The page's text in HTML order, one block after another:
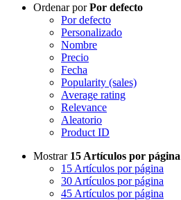
Ordenar porPor defecto
Por defecto
Personalizado
Nombre
Precio
Fecha
Popularity (sales)
Average rating
Relevance
Aleatorio
Product ID
Mostrar 15 Artículos por página
15 Artículos por página
30 Artículos por página
45 Artículos por página